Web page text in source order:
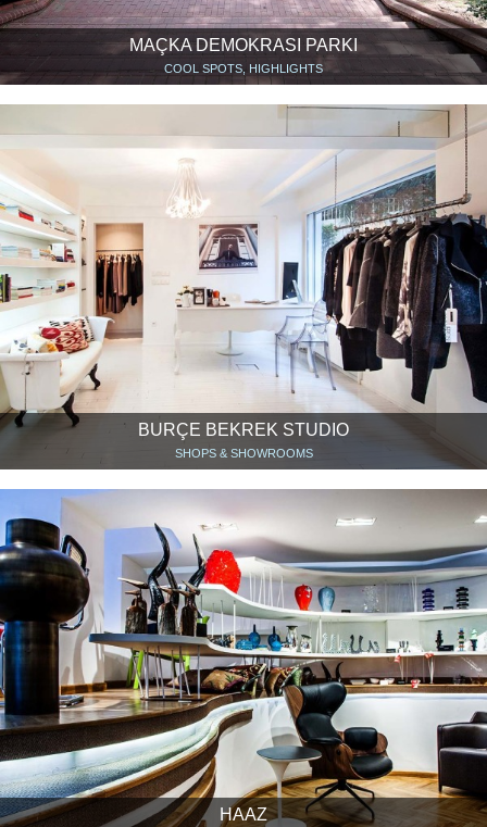
MAÇKA DEMOKRASI PARKI
COOL SPOTS, HIGHLIGHTS
BURÇE BEKREK STUDIO
SHOPS & SHOWROOMS
HAAZ